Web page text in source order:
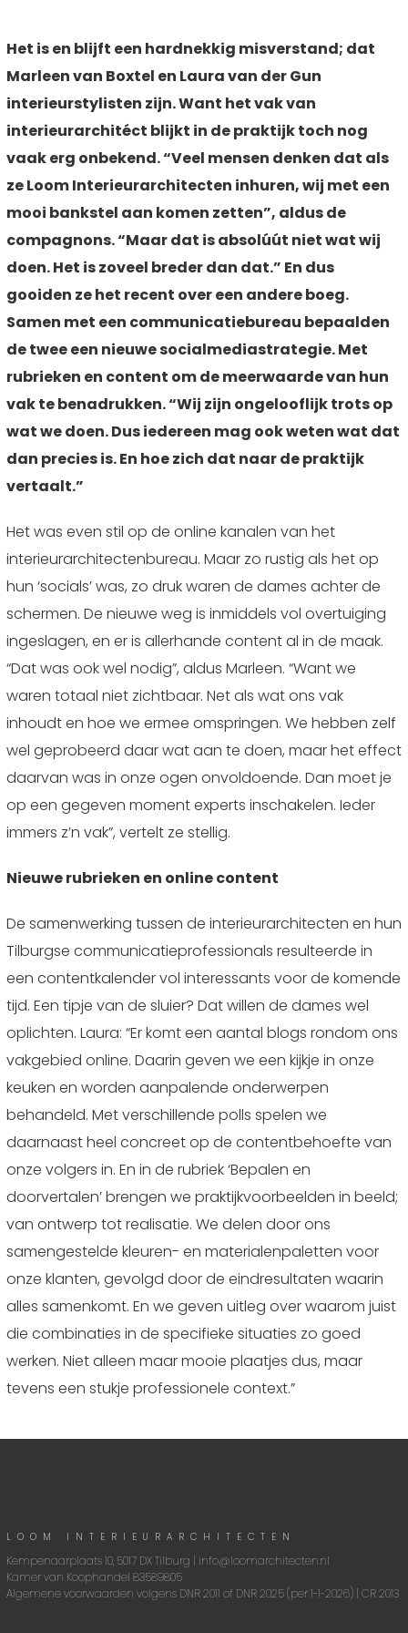
Het is en blijft een hardnekkig misverstand; dat
Marleen van Boxtel en Laura van der Gun
interieurstylisten zijn. Want het vak van
interieurarchitéct blijkt in de praktijk toch nog
vaak erg onbekend. “Veel mensen denken dat als
ze Loom Interieurarchitecten inhuren, wij met een
mooi bankstel aan komen zetten”, aldus de
compagnons. “Maar dat is absolúút niet wat wij
doen. Het is zoveel breder dan dat.” En dus
gooiden ze het recent over een andere boeg.
Samen met een communicatiebureau bepaalden
de twee een nieuwe socialmediastrategie. Met
rubrieken en content om de meerwaarde van hun
vak te benadrukken. “Wij zijn ongelooflijk trots op
wat we doen. Dus iedereen mag ook weten wat dat
dan precies is. En hoe zich dat naar de praktijk
vertaalt.”
Het was even stil op de online kanalen van het
interieurarchitectenbureau. Maar zo rustig als het op
hun ‘socials’ was, zo druk waren de dames achter de
schermen. De nieuwe weg is inmiddels vol overtuiging
ingeslagen, en er is allerhande content al in de maak.
“Dat was ook wel nodig”, aldus Marleen. “Want we
waren totaal niet zichtbaar. Net als wat ons vak
inhoudt en hoe we ermee omspringen. We hebben zelf
wel geprobeerd daar wat aan te doen, maar het effect
daarvan was in onze ogen onvoldoende. Dan moet je
op een gegeven moment experts inschakelen. Ieder
immers z’n vak”, vertelt ze stellig.
Nieuwe rubrieken en online content
De samenwerking tussen de interieurarchitecten en hun
Tilburgse communicatieprofessionals resulteerde in
een contentkalender vol interessants voor de komende
tijd. Een tipje van de sluier? Dat willen de dames wel
oplichten. Laura: “Er komt een aantal blogs rondom ons
vakgebied online. Daarin geven we een kijkje in onze
keuken en worden aanpalende onderwerpen
behandeld. Met verschillende polls spelen we
daarnaast heel concreet op de contentbehoefte van
onze volgers in. En in de rubriek ‘Bepalen en
doorvertalen’ brengen we praktijkvoorbeelden in beeld;
van ontwerp tot realisatie. We delen door ons
samengestelde kleuren- en materialenpaletten voor
onze klanten, gevolgd door de eindresultaten waarin
alles samenkomt. En we geven uitleg over waarom juist
die combinaties in de specifieke situaties zo goed
werken. Niet alleen maar mooie plaatjes dus, maar
tevens een stukje professionele context.”
LOOM INTERIEURARCHITECTEN
Kempenaarplaats 10, 5017 DX Tilburg | info@loomarchitecten.nl
Kamer van Koophandel 83589805
Algemene voorwaarden volgens DNR 2011 of DNR 2025(per 1-1-2026) | CR 2013